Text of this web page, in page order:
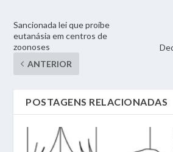
Sancionada lei que proíbe
eutanásia em centros de
zoonoses
ANTERIOR
POSTAGENS RELACIONADAS